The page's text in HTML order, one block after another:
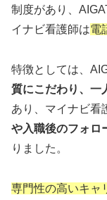
制度があり、
イナビ看護師は電
特徴としては、
質にこだわり、一
あり、マイナビ看
や入職後のフォロ
りました。
専門性の高いキャ